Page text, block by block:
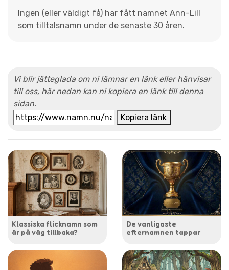
Ingen (eller väldigt få) har fått namnet Ann-Lill
som tilltalsnamn under de senaste 30 åren.
Vi blir jätteglada om ni lämnar en länk eller hänvisar
till oss, här nedan kan ni kopiera en länk till denna
sidan.
Kopiera länk
Klassiska flicknamn som
är på väg tillbaka?
De vanligaste
efternamnen tappar